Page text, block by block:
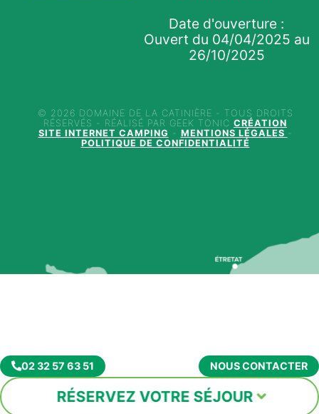
02 32 57 63 51 NOUS CONTACTER
RÉSERVEZ VOTRE SÉJOUR
Date d'ouverture :
Ouvert du 04/04/2025 au
26/10/2025
© 2026 DOMAINE DE LA CATINIÈRE - TOUS DROITS
RÉSERVÉS - RÉALISÉ PAR GEEK TONIC CRÉATION
SITE INTERNET CAMPING - MENTIONS LÉGALES -
POLITIQUE DE CONFIDENTIALITÉ